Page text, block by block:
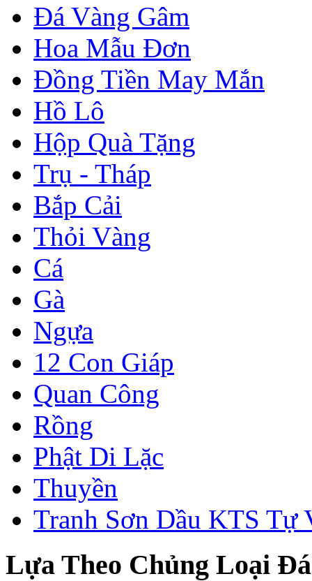
Đá Vàng Gâm
Hoa Mẫu Đơn
Đồng Tiền May Mắn
Hồ Lô
Hộp Quà Tặng
Trụ - Tháp
Bắp Cải
Thỏi Vàng
Cá
Gà
Ngựa
12 Con Giáp
Quan Công
Rồng
Phật Di Lặc
Thuyền
Tranh Sơn Dầu KTS Tự
Lựa Theo Chủng Loại Đá